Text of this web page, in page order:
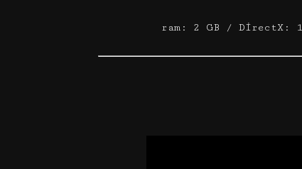
ram: 2 GB / DirectX: